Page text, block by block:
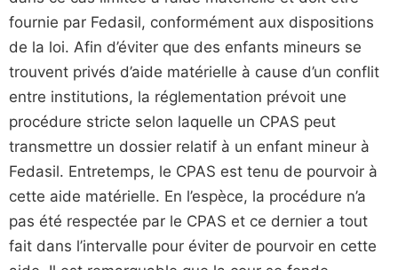
fournie par Fedasil, conformément aux dispositions
de la loi. Afin d’éviter que des enfants mineurs se
trouvent privés d’aide matérielle à cause d’un conflit
entre institutions, la réglementation prévoit une
procédure stricte selon laquelle un CPAS peut
transmettre un dossier relatif à un enfant mineur à
Fedasil. Entretemps, le CPAS est tenu de pourvoir à
cette aide matérielle. En l’espèce, la procédure n’a
pas été respectée par le CPAS et ce dernier a tout
fait dans l’intervalle pour éviter de pourvoir en cette